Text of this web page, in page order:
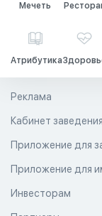
Мечеть
Атрибутика
Реклама
Кабинет заведения
Приложение для
Приложение для
Инвесторам